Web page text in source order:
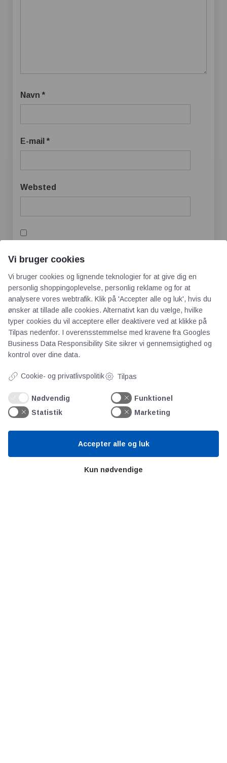
Navn *
E-mail *
Websted
browser til næste gang jeg kommenterer.
Om os
Vi bruger cookies
Vi bruger cookies og lignende teknologier for at give dig en
personlig shoppingoplevelse, personlig reklame og for at
analysere vores webtrafik. Klik på 'Accepter alle og luk', hvis du
ønsker at tillade alle cookies. Alternativt kan du vælge, hvilke
typer cookies du vil acceptere eller deaktivere ved at klikke på
Tilpas nedenfor. I overensstemmelse med kravene fra Googles
Business Data Responsibility Site sikrer vi gennemsigtighed og
kontrol over dine data.
Cookie- og privatlivspolitik Tilpas
Nødvendig
Funktionel
Statistik
Marketing
Kun nødvendige
Accepter alle og luk